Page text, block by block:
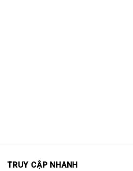
TRUY CẬP NHANH